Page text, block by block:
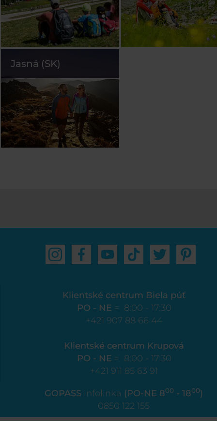
Jasná (SK)
Klientské centrum Biela púť
PO - NE = 8:00 - 17:30
+421 907 88 66 44
Klientské centrum Krupová
PO - NE = 8:00 - 17:30
+421 911 85 63 91
GOPASS infolinka (PO-NE 800 - 1800)
0850 122 155